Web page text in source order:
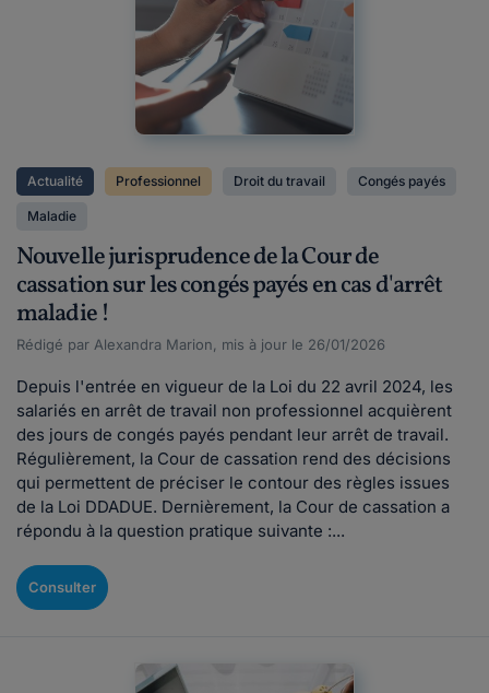
Actualité Professionnel Droit du travail Congés payés
Maladie
Nouvelle jurisprudence de la Cour de
cassation sur les congés payés en cas d'arrêt
maladie !
Rédigé par Alexandra Marion, mis à jour le 26/01/2026
Depuis l'entrée en vigueur de la Loi du 22 avril 2024, les
salariés en arrêt de travail non professionnel acquièrent
des jours de congés payés pendant leur arrêt de travail.
Régulièrement, la Cour de cassation rend des décisions
qui permettent de préciser le contour des règles issues
de la Loi DDADUE. Dernièrement, la Cour de cassation a
répondu à la question pratique suivante :...
Consulter